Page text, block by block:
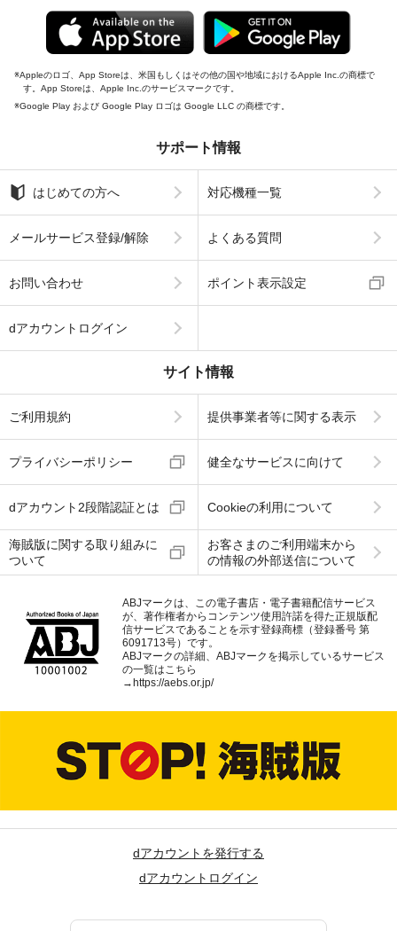
Appleのロゴ、App Storeは、米国もしくはその他の国や地域におけるApple Inc.の商標で
す。App Storeは、Apple Inc.のサービスマークです。
Google Play および Google Play ロゴは Google LLC の商標です。
サポート情報
はじめての方へ 対応機種一覧
メールサービス登録/解除 よくある質問
お問い合わせ ポイント表示設定
dアカウントログイン
サイト情報
ご利用規約 提供事業者等に関する表示
プライバシーポリシー 健全なサービスに向けて
dアカウント2段階認証とは Cookieの利用について
海賊版に関する取り組みに
ついて
お客さまのご利用端末から
の情報の外部送信について
ABJマークは、この電子書店・電子書籍配信サービス
が、著作権者からコンテンツ使用許諾を得た正規版配
信サービスであることを示す登録商標（登録番号 第
6091713号）です。
ABJマークの詳細、ABJマークを掲示しているサービス
の一覧はこちら
→https://aebs.or.jp/
dアカウントを発行する
dアカウントログイン